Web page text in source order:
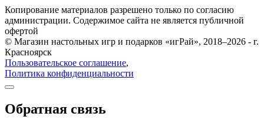
Копирование материалов разрешено только по согласию
администрации. Содержимое сайта не является публичной
офертой
© Магазин настольных игр и подарков «игРай», 2018–2026 - г.
Красноярск
Пользовательское соглашение,
Политика конфиденциальности
Обратная связь